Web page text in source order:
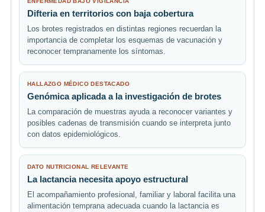
Difteria en territorios con baja cobertura
Los brotes registrados en distintas regiones recuerdan la
importancia de completar los esquemas de vacunación y
reconocer tempranamente los síntomas.
HALLAZGO MÉDICO DESTACADO
Genómica aplicada a la investigación de brotes
La comparación de muestras ayuda a reconocer variantes y
posibles cadenas de transmisión cuando se interpreta junto
con datos epidemiológicos.
DATO NUTRICIONAL RELEVANTE
La lactancia necesita apoyo estructural
El acompañamiento profesional, familiar y laboral facilita una
alimentación temprana adecuada cuando la lactancia es